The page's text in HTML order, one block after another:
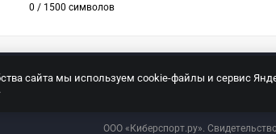
0 / 1500 символов
ООО «Киберспорт.ру».
сайта мы используем cookie-файлы и сервис
.